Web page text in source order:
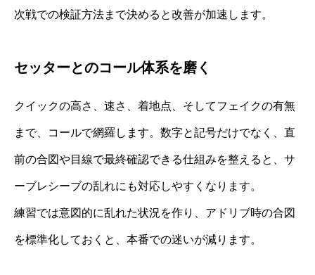
次戦での検証方法まで決めると改善が加速します。
セッターとのコール体系を磨く
クイックの高さ、速さ、着地点、そしてフェイクの有無
まで、コールで網羅します。数字と記号だけでなく、直
前の合図や目線で最終確認できる仕組みを整えると、サ
ーブレシーブの乱れにも対応しやすくなります。
練習では意図的に乱れた状況を作り、アドリブ時の合図
を標準化しておくと、本番での迷いが減ります。